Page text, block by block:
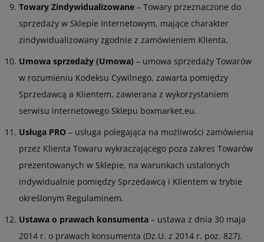
Towary Zindywidualizowane – Towary przeznaczone do
sprzedaży w Sklepie Internetowym, mające charakter
zindywidualizowany zgodnie z zamówieniem Klienta,
Umowa sprzedaży (Umowa) – umowa sprzedaży Towarów
w rozumieniu Kodeksu Cywilnego, zawarta pomiędzy
Sprzedawcą a Klientem, zawierana z wykorzystaniem
serwisu internetowego Sklepu boxmarket.eu.
Usługa PRO – usługa polegająca na możliwości zamówienia
przez Klienta Towaru wykraczającego poza zakres Towarów
prezentowanych w Sklepie, na warunkach ustalonych
indywidualnie pomiędzy Sprzedawcą i Klientem w trybie
określonym Regulaminem.
Ustawa o prawach konsumenta – ustawa z dnia 30 maja
2014 r. o prawach konsumenta (Dz.U. z 2014 r. poz. 827).